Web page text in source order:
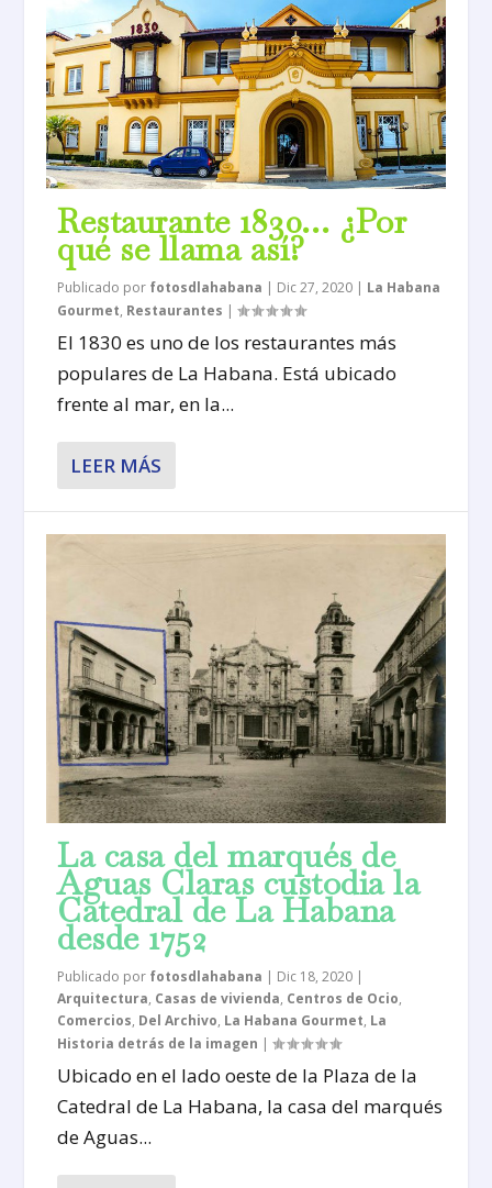
Restaurante 1830… ¿Por
qué se llama así?
Publicado por fotosdlahabana | Dic 27, 2020 | La Habana
Gourmet, Restaurantes |
El 1830 es uno de los restaurantes más
populares de La Habana. Está ubicado
frente al mar, en la...
LEER MÁS
La casa del marqués de
Aguas Claras custodia la
Catedral de La Habana
desde 1752
Publicado por fotosdlahabana | Dic 18, 2020 |
Arquitectura, Casas de vivienda, Centros de Ocio,
Comercios, Del Archivo, La Habana Gourmet, La
Historia detrás de la imagen |
Ubicado en el lado oeste de la Plaza de la
Catedral de La Habana, la casa del marqués
de Aguas...